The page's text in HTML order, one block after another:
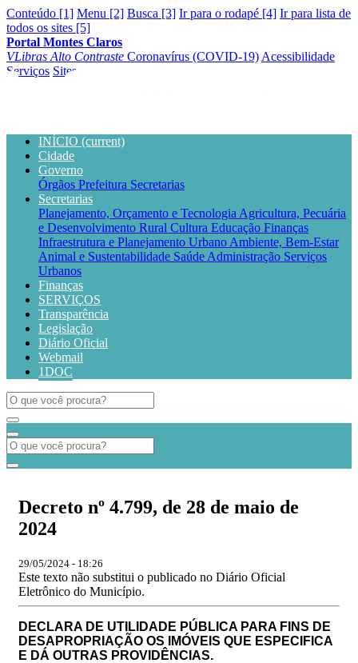
Conteúdo [1] Menu [2] Busca [3] Ir para o rodapé [4] Ir para lista de
todos os sites [5]
Portal Montes Claros
VLibras Alto Contraste Coronavírus (COVID-19) Acessibilidade
Serviços Sites
INÍCIO (current)
Cidade
Governo
Órgãos Prefeitura Secretarias
Secretarias
Planejamento, Orçamento e Tecnologia Agricultura, Pecuária
e Desenvolvimento Rural Cultura Educação Finanças
Infraestrutura e Planejamento Urbano Ambiente, Bem-Estar
Animal e Sustentabilidade Saúde Administração Serviços
Urbanos
Finanças
SERVIÇOS
Transparência
Legislação
Diário Oficial
Webmail
1DOC
Decreto nº 4.799, de 28 de maio de
2024
29/05/2024 - 18:26
Este texto não substitui o publicado no Diário Oficial
Eletrônico do Município.
DECLARA DE UTILIDADE PÚBLICA PARA FINS DE
DESAPROPRIAÇÃO OS IMÓVEIS QUE ESPECIFICA
E DÁ OUTRAS PROVIDÊNCIAS.